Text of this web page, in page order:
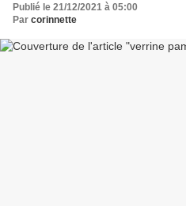
Publié le 21/12/2021 à 05:00
Par corinnette